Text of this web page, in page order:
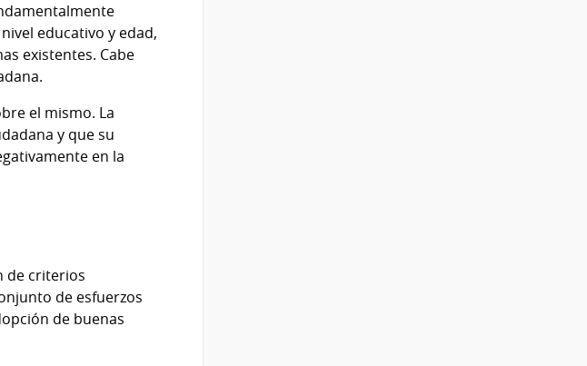
educativo y edad,
existentes. Cabe
el mismo. La
y que su
en la
de criterios
de esfuerzos
de buenas